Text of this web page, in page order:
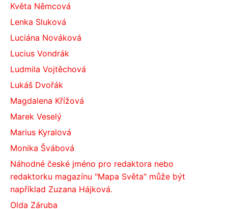
Květa Němcová
Lenka Sluková
Luciána Nováková
Lucius Vondrák
Ludmila Vojtěchová
Lukáš Dvořák
Magdalena Křížová
Marek Veselý
Marius Kyralová
Monika Švábová
Náhodné české jméno pro redaktora nebo
redaktorku magazínu "Mapa Světa" může být
například Zuzana Hájková.
Olda Záruba